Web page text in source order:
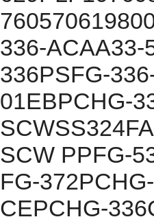
336-ACAA33-
336PSFG-
01EBPCHG-
SCW PPFG-
FG-
CEPCHG-